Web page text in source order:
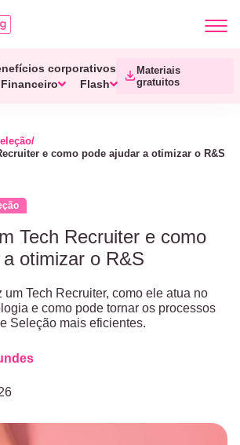
corporativos
Financeiro Flash
Materiais
gratuitos
e como pode ajudar a otimizar o R&S
Tech Recruiter e como
otimizar o R&S
um Tech Recruiter, como ele atua no
e como pode tornar os processos
Seleção mais eficientes.